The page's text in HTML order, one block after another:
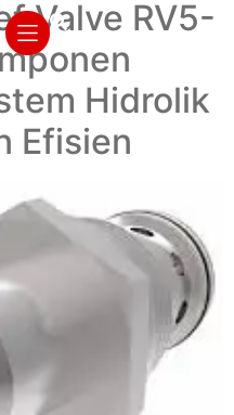
Valve RV5-
Hidrolik
Efisien